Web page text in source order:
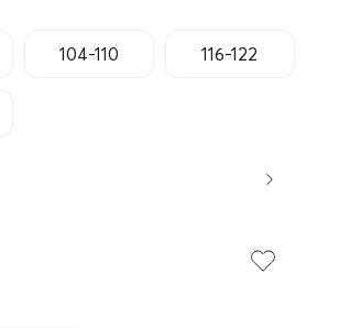
104-110 116-122